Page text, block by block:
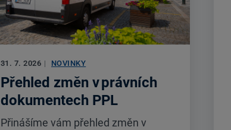
31. 7. 2026 | NOVINKY
Přehled změn v právních
dokumentech PPL
Přinášíme vám přehled změn v